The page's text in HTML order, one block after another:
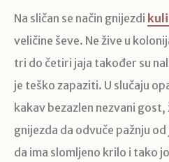
Na sličan se način gnijezdi
veličine ševe. Ne žive u
tri do četiri jaja također su
je teško zapaziti. U slučaju
kakav bezazlen nezvani gost,
gnijezda da odvuče pažnju
da ima slomljeno krilo i tako